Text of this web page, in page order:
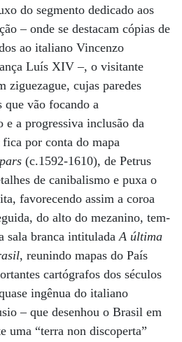
do segmento dedicado aos
– onde se destacam cópias de
ao italiano Vincenzo
Luís XIV –, o visitante
ziguezague, cujas paredes
que vão focando a
e a progressiva inclusão da
por conta do mapa
(c.1592-1610), de Petrus
de canibalismo e puxa o
favorecendo assim a coroa
do alto do mezanino, tem-
sala branca intituladaA última
, reunindo mapas do País
cartógrafos dos séculos
ingênua do italiano
– que desenhou o Brasil em
uma “terra non discoperta”